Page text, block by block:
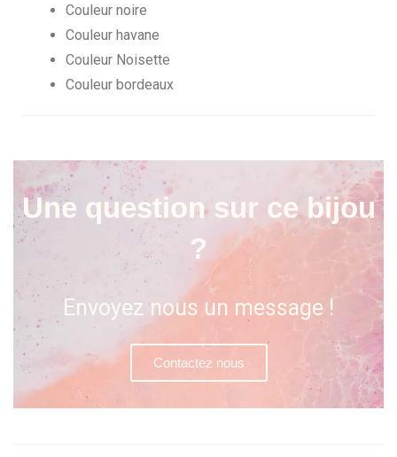
Couleur noire
Couleur havane
Couleur Noisette
Couleur bordeaux
Une question sur ce bijou
?
Envoyez nous un message !
Contactez nous